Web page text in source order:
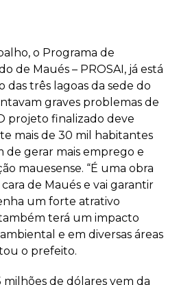
o Programa de
de Maués – PROSAI, já está
das três lagoas da sede do
graves problemas de
projeto finalizado deve
mais de 30 mil habitantes
de gerar mais emprego e
mauesense. “É uma obra
de Maués e vai garantir
um forte atrativo
terá um impacto
e em diversas áreas
o prefeito.
de dólares vem da